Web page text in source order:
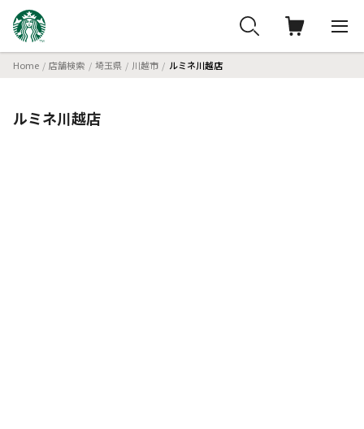
Home 店舗検索 埼玉県 川越市 ルミネ川越店
ルミネ川越店